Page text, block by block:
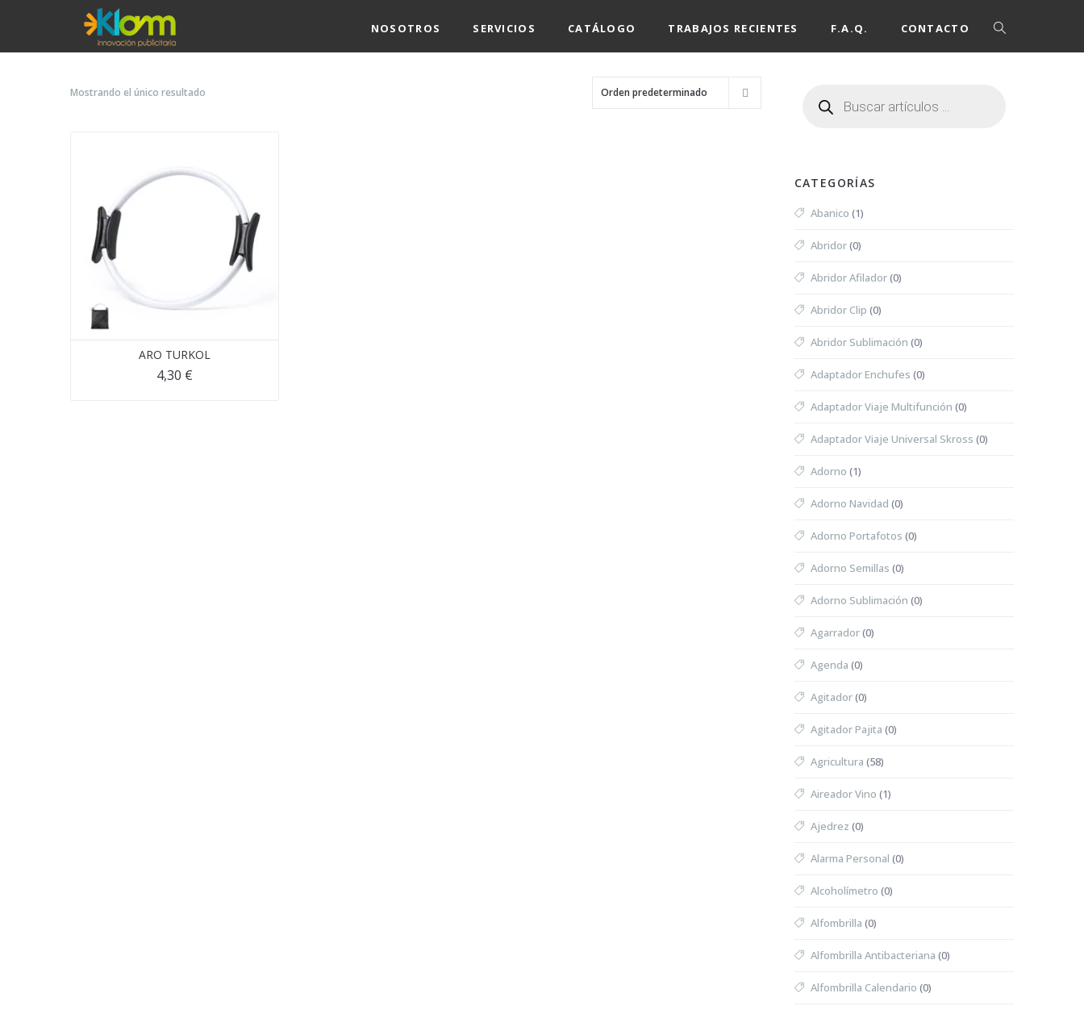
NOSOTROS SERVICIOS CATÁLOGO TRABAJOS RECIENTES F.A.Q. CONTACTO
Mostrando el único resultado
ARO TURKOL
4,30 €
CATEGORÍAS
Abanico (1)
Abridor(0)
Abridor Afilador(0)
Abridor Clip (0)
Abridor Sublimación (0)
Adaptador Enchufes (0)
Adaptador Viaje Multifunción (0)
Adaptador Viaje Universal Skross (0)
Adorno (1)
Adorno Navidad (0)
Adorno Portafotos (0)
Adorno Semillas (0)
Adorno Sublimación (0)
Agarrador(0)
Agenda (0)
Agitador(0)
Agitador Pajita (0)
Agricultura (58)
Aireador Vino (1)
Ajedrez (0)
Alarma Personal (0)
Alcoholímetro (0)
Alfombrilla (0)
Alfombrilla Antibacteriana (0)
Alfombrilla Calendario (0)